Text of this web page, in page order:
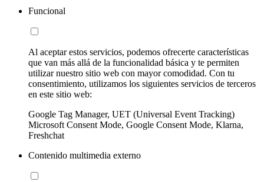
Funcional
Al aceptar estos servicios, podemos ofrecerte características
que van más allá de la funcionalidad básica y te permiten
utilizar nuestro sitio web con mayor comodidad. Con tu
consentimiento, utilizamos los siguientes servicios de terceros
en este sitio web:
Google Tag Manager, UET (Universal Event Tracking)
Microsoft Consent Mode, Google Consent Mode, Klarna,
Freshchat
Contenido multimedia externo